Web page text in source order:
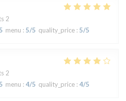
2
menu : 5/5 quality_price : 5/5
2
menu : 4/5 quality_price : 4/5